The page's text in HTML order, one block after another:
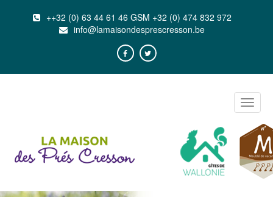
++32 (0) 63 44 61 46 GSM +32 (0) 474 832 972
info@lamaisondesprescresson.be
Toggle